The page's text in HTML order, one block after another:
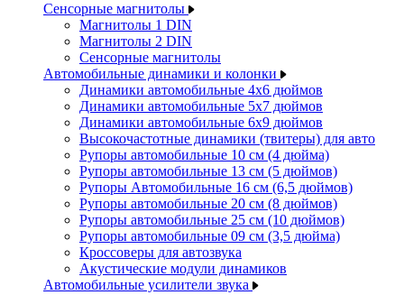
Сенсорные магнитолы
Магнитолы 1 DIN
Магнитолы 2 DIN
Сенсорные магнитолы
Автомобильные динамики и колонки
Динамики автомобильные 4x6 дюймов
Динамики автомобильные 5x7 дюймов
Динамики автомобильные 6x9 дюймов
Высокочастотные динамики (твитеры) для авто
Рупоры автомобильные 10 см (4 дюйма)
Рупоры автомобильные 13 см (5 дюймов)
Рупоры Автомобильные 16 см (6,5 дюймов)
Рупоры автомобильные 20 см (8 дюймов)
Рупоры автомобильные 25 см (10 дюймов)
Рупоры автомобильные 09 см (3,5 дюйма)
Кроссоверы для автозвука
Акустические модули динамиков
Автомобильные усилители звука